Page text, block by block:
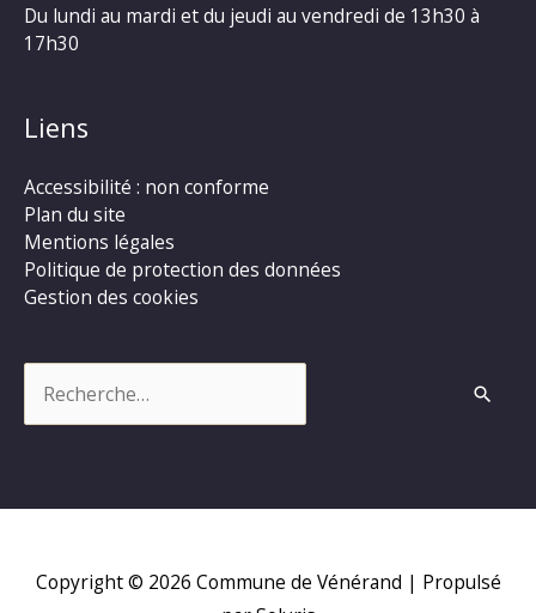
Du lundi au mardi et du jeudi au vendredi de 13h30 à
17h30
Liens
Accessibilité : non conforme
Plan du site
Mentions légales
Politique de protection des données
Gestion des cookies
Copyright © 2026 Commune de Vénérand | Propulsé